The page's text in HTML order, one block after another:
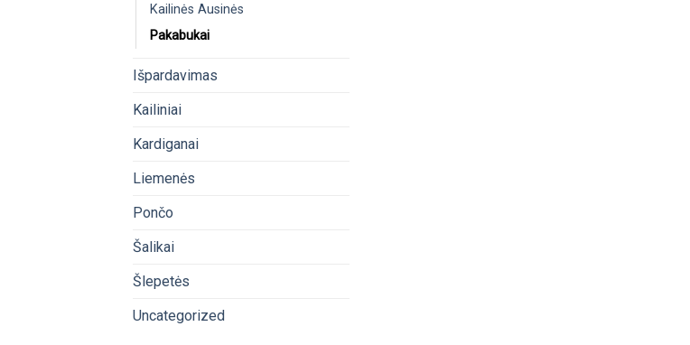
Kailinės Ausinės
Pakabukai
Išpardavimas
Kailiniai
Kardiganai
Liemenės
Pončo
Šalikai
Šlepetės
Uncategorized